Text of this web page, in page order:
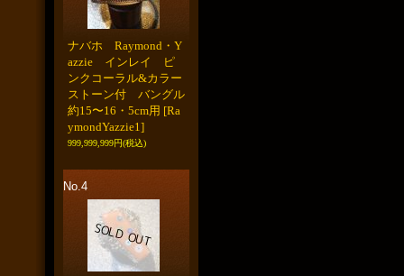
ナバホ Raymond・Y
azzie インレイ ピ
ンクコーラル&カラー
ストーン付 バングル
約15〜16・5cm用 [Ra
ymondYazzie1]
999,999,999円(税込)
No.4